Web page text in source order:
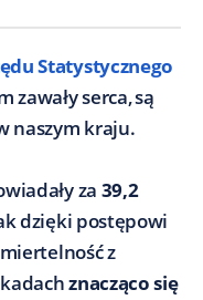
Statystycznego
zawały serca, są
naszym kraju.
za 39,2
dzięki postępowi
z
znacząco się